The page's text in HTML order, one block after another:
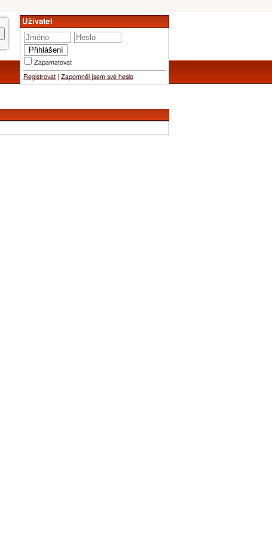
Uživatel
Zapamatovat
Registrovat Zapomněl jsem své heslo